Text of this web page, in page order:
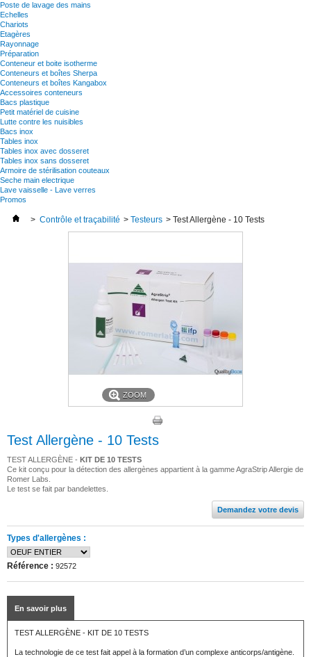
Poste de lavage des mains
Echelles
Chariots
Etagères
Rayonnage
Préparation
Conteneur et boite isotherme
Conteneurs et boîtes Sherpa
Conteneurs et boîtes Kangabox
Accessoires conteneurs
Bacs plastique
Petit matériel de cuisine
Lutte contre les nuisibles
Bacs inox
Tables inox
Tables inox avec dosseret
Tables inox sans dosseret
Armoire de stérilisation couteaux
Seche main electrique
Lave vaisselle - Lave verres
Promos
> Contrôle et traçabilité > Testeurs > Test Allergène - 10 Tests
ZOOM
Test Allergène - 10 Tests
TEST ALLERGÈNE - KIT DE 10 TESTS
Ce kit conçu pour la détection des allergènes appartient à la gamme AgraStrip Allergie de
Romer Labs.
Le test se fait par bandelettes.
Demandez votre devis
Types d'allergènes :
Référence : 92572
En savoir plus
TEST ALLERGÈNE - KIT DE 10 TESTS
La technologie de ce test fait appel à la formation d’un complexe anticorps/antigène.